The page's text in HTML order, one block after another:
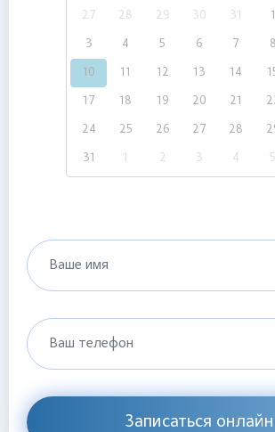
27 28 29 30 31 1
3 4 5 6 7 8
10 11 12 13 14
17 18 19 20 21
24 25 26 27 28
31 1 2 3 4 5
Ваше имя
Ваш телефон
Записаться онлайн